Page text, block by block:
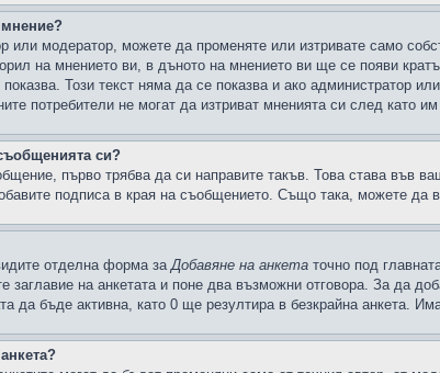
или модератор, можете да променяте или изтривате само
на мнението ви, в дъното на мнението ви ще се появи
Този текст няма да се показва и ако
потребители не могат да изтриват мненията си след като
си?
първо трябва да си направите такъв. Това става във
подписа в края на съобщението. Също така, можете да
отделна форма заДобавяне на анкета точно под
заглавие на анкетата и поне два възможни отговора. За да
да бъде активна, като 0 ще резултира в безкрайна анкета.